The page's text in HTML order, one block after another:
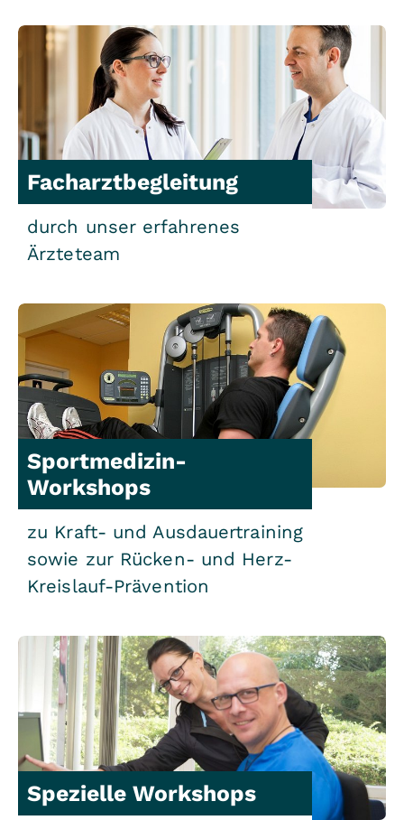
Facharztbegleitung
durch unser erfahrenes
Ärzteteam
Sportmedizin-
Workshops
zu Kraft- und Ausdauertraining
sowie zur Rücken- und Herz-
Kreislauf-Prävention
Spezielle Workshops